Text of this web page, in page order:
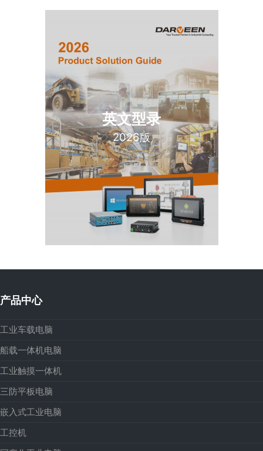
英文型录
2026版
产品中心
工业车载电脑
船载一体机电脑
工业触摸一体机
三防平板电脑
嵌入式工业电脑
工控机